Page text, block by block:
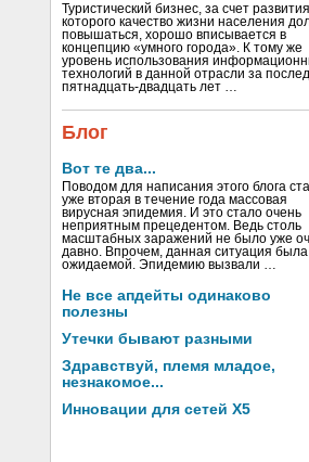
Туристический бизнес, за счет развития
которого качество жизни населения
повышаться, хорошо вписывается в
концепцию «умного города». К тому же
уровень использования
технологий в данной отрасли за
пятнадцать-двадцать лет …
Блог
Вот те два...
Поводом для написания этого блога
уже вторая в течение года массовая
вирусная эпидемия. И это стало очень
неприятным прецедентом. Ведь столь
масштабных заражений не было уже
давно. Впрочем, данная ситуация была
ожидаемой. Эпидемию вызвали …
Не все апдейты одинаково
полезны
Утечки бывают разными
Здравствуй, племя младое,
незнакомое...
Инновации для сетей X5